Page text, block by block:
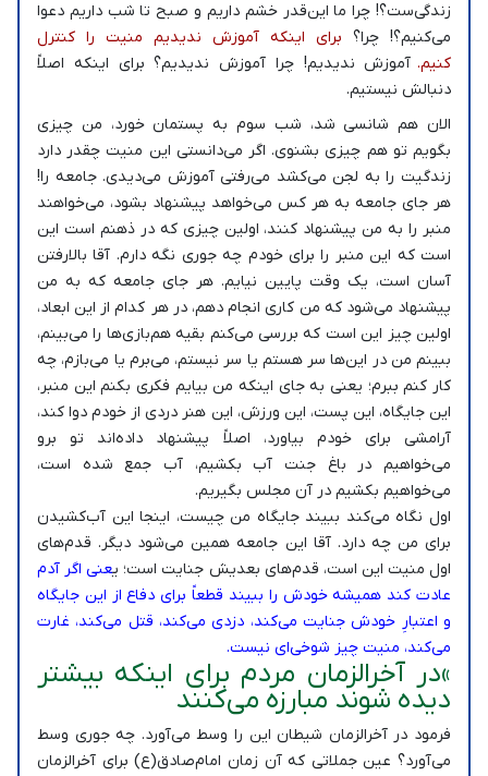
زندگی‌ست؟! چرا ما این‌قدر خشم داریم و صبح تا شب داریم دعوا
می‌کنیم؟! چرا؟ برای اینکه آموزش ندیدیم منیت را کنترل
کنیم. آموزش ندیدیم! چرا آموزش ندیدیم؟ برای اینکه اصلاً
دنبالش نیستیم.
الان هم شانسی شد، شب سوم به پستمان خورد، من چیزی
بگویم تو هم چیزی بشنوی. اگر می‌دانستی این منیت چقدر دارد
زندگیت را به لجن می‌کشد می‌رفتی آموزش می‌دیدی. جامعه را!
هر جای جامعه به هر کس می‌خواهد پیشنهاد بشود، می‌خواهند
منبر را به من پیشنهاد کنند، اولین چیزی که در ذهنم است این
است که این منبر را برای خودم چه جوری نگه دارم. آقا بالا‌رفتن
آسان است، یک وقت پایین نیایم. هر جای جامعه که به من
پیشنهاد می‌شود که من کاری انجام دهم، در هر کدام از این ابعاد،
اولین چیز این است که بررسی می‌کنم بقیه هم‌بازی‌ها را می‌بینم،
ببینم من در این‌ها سر هستم یا سر نیستم، می‌برم یا می‌بازم، چه
کار کنم ببرم؛ یعنی به جای اینکه من بیایم فکری بکنم این منبر،
این جایگاه، این پست، این ورزش، این هنر دردی از خودم دوا کند،
آرامشی برای خودم بیاورد، اصلاً پیشنهاد داده‌اند تو برو
می‌خواهیم در باغ جنت آب بکشیم، آب جمع شده است،
می‌خواهیم بکشیم در آن مجلس بگیریم.
اول نگاه می‌کند ببیند جایگاه من چیست، اینجا این آب‌کشیدن
برای من چه دارد. آقا این جامعه همین می‌شود دیگر. قدم‌های
اول منیت این است، قدم‌های بعدیش جنایت است؛ یعنی اگر آدم
عادت کند همیشه خودش را ببیند قطعاً برای دفاع از این جایگاه
و اعتبارِ خودش جنایت می‌کند، دزدی می‌کند، قتل می‌کند، غارت
می‌کند، منیت چیز شوخی‌ای نیست.
»در آخرالزمان مردم برای اینکه بیشتر
دیده شوند مبارزه می‌کنند
فرمود در آخرالزمان شیطان این را وسط می‌آورد. چه جوری وسط
می‌آورد؟ عین جملاتی که آن زمان امام‌صادق(ع) برای آخرالزمان